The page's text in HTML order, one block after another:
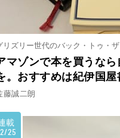
リズリー世代のバック・トゥ・
マゾンで本を買うな
。おすすめは紀伊国
藤誠二朗
載
25